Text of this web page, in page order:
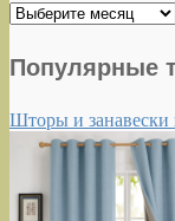
Архивы
Популярные
Шторы и занавески